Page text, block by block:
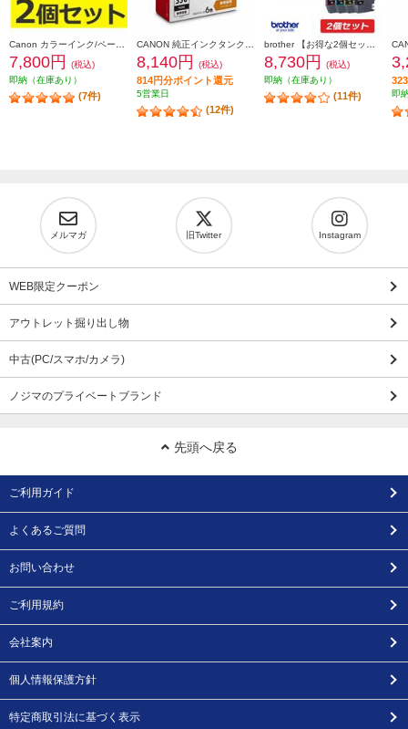
7,800円
(税込)
即納（在庫あり）
(7件)
8,140円 (税込)
814円分ポイント還元
5営業日
(12件)
8,730円
(税込)
即納（在庫あり）
(11件) 即
メルマガ 旧Twitter Instagram
WEB限定クーポン
アウトレット掘り出し物
中古(PC/スマホ/カメラ)
ノジマのプライベートブランド
先頭へ戻る
ご利用ガイド
よくあるご質問
お問い合わせ
ご利用規約
会社案内
個人情報保護方針
特定商取引法に基づく表示